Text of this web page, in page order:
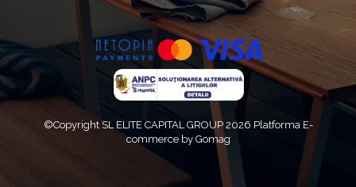
©Copyright SL ELITE CAPITAL GROUP 2026 Platforma E-
commerce by Gomag